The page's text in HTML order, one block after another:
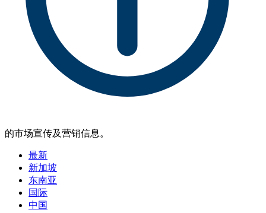
的市场宣传及营销信息。
最新
新加坡
东南亚
国际
中国